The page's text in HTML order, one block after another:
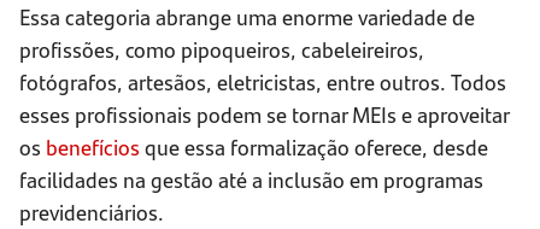
Essa categoria abrange uma enorme variedade de
profissões, como pipoqueiros, cabeleireiros,
fotógrafos, artesãos, eletricistas, entre outros. Todos
esses profissionais podem se tornar MEIs e aproveitar
os benefícios que essa formalização oferece, desde
facilidades na gestão até a inclusão em programas
previdenciários.